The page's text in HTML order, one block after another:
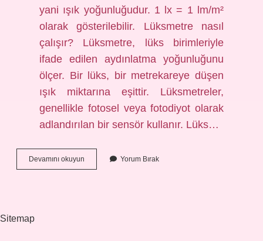
yani ışık yoğunluğudur. 1 lx = 1 lm/m²
olarak gösterilebilir. Lüksmetre nasıl
çalışır? Lüksmetre, lüks birimleriyle
ifade edilen aydınlatma yoğunluğunu
ölçer. Bir lüks, bir metrekareye düşen
ışık miktarına eşittir. Lüksmetreler,
genellikle fotosel veya fotodiyot olarak
adlandırılan bir sensör kullanır. Lüks…
Devamını okuyun
Ölçümü
Yorum Bırak
Sitemap